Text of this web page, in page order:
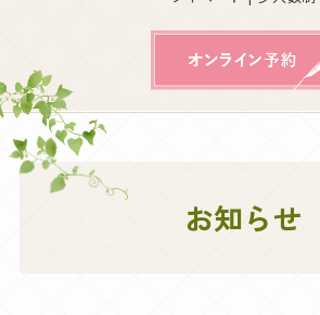
お知らせ